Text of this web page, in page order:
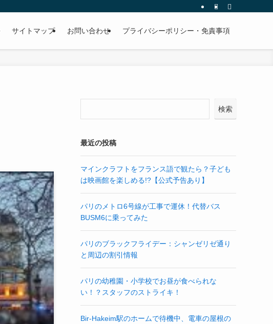
サイトマップ お問い合わせ プライバシーポリシー・免責事項
検索
最近の投稿
マインクラフトをフランス語で観たら？子ども
は映画館を楽しめる!?【公式予告あり】
パリのメトロ6号線が工事で運休！代替バス
BUSM6に乗ってみた
パリのブラックフライデー：シャンゼリゼ通り
と周辺の割引情報
パリの幼稚園・小学校でお昼が食べられな
い！？スタッフのストライキ！
Bir-Hakeim駅のホームで待機中、電車の屋根の